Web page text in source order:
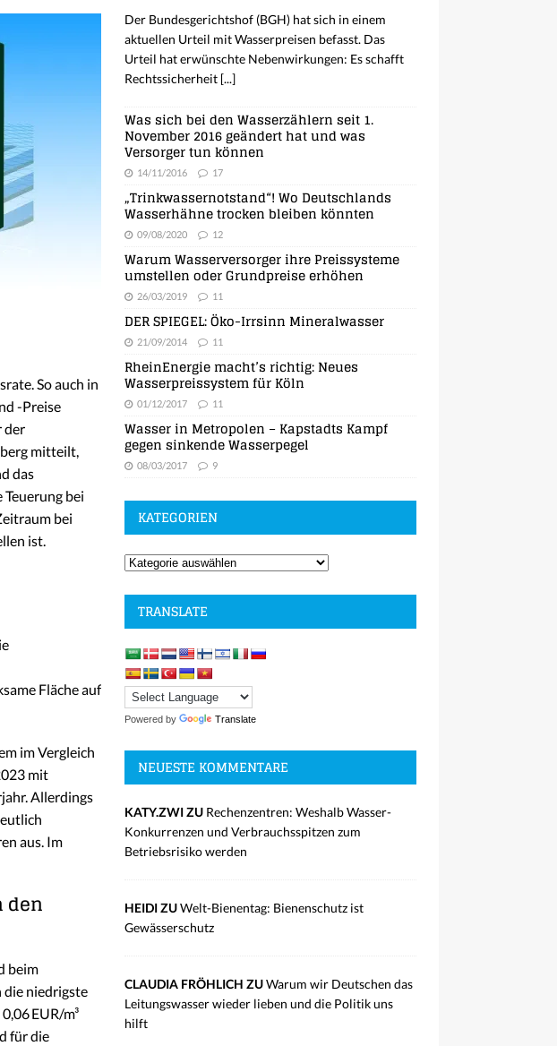
So auch in
-Preise
der
mitteilt,
das
bei
bei
ist.
Fläche auf
im Vergleich
mit
Allerdings
aus. Im
den
beim
die niedrigste
EUR/m³
für die
Der Bundesgerichtshof (BGH) hat sich in einem
aktuellen Urteil mit Wasserpreisen befasst. Das
Urteil hat erwünschte Nebenwirkungen: Es schafft
Rechtssicherheit [...]
Was sich bei den Wasserzählern seit 1.
November 2016 geändert hat und was
Versorger tun können
14/11/2016 17
„Trinkwassernotstand“! Wo Deutschlands
Wasserhähne trocken bleiben könnten
09/08/2020 12
Warum Wasserversorger ihre Preissysteme
umstellen oder Grundpreise erhöhen
26/03/2019 11
DER SPIEGEL: Öko-Irrsinn Mineralwasser
21/09/2014 11
RheinEnergie macht’s richtig: Neues
Wasserpreissystem für Köln
01/12/2017 11
Wasser in Metropolen – Kapstadts Kampf
gegen sinkende Wasserpegel
08/03/2017 9
KATEGORIEN
TRANSLATE
Powered by Translate
NEUESTE KOMMENTARE
KATY.ZWI ZU Rechenzentren: Weshalb Wasser-
Konkurrenzen und Verbrauchsspitzen zum
Betriebsrisiko werden
HEIDI ZUWelt-Bienentag: Bienenschutz ist
Gewässerschutz
CLAUDIA FRÖHLICH ZUWarum wir Deutschen das
Leitungswasser wieder lieben und die Politik uns
hilft